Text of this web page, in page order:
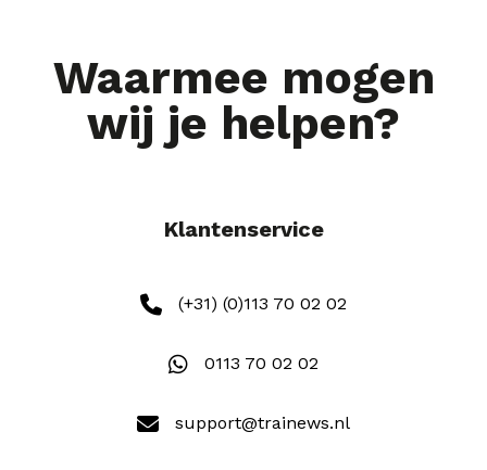
Waarmee mogen
wij je helpen?
Klantenservice
(+31) (0)113 70 02 02
0113 70 02 02
support@trainews.nl